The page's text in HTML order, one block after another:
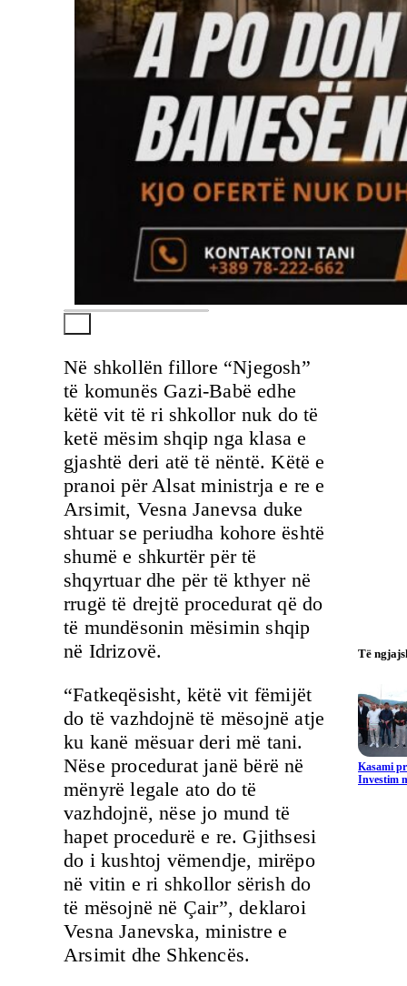
Në shkollën fillore “Njegosh”
të komunës Gazi-Babë edhe
këtë vit të ri shkollor nuk do të
ketë mësim shqip nga klasa e
gjashtë deri atë të nëntë. Këtë e
pranoi për Alsat ministrja e re e
Arsimit, Vesna Janevsa duke
shtuar se periudha kohore është
shumë e shkurtër për të
shqyrtuar dhe për të kthyer në
rrugë të drejtë procedurat që do
të mundësonin mësimin shqip
në Idrizovë.
“Fatkeqësisht, këtë vit fëmijët
do të vazhdojnë të mësojnë atje
ku kanë mësuar deri më tani.
Nëse procedurat janë bërë në
mënyrë legale ato do të
vazhdojnë, nëse jo mund të
hapet procedurë e re. Gjithsesi
do i kushtoj vëmendje, mirëpo
në vitin e ri shkollor sërish do
të mësojnë në Çair”, deklaroi
Vesna Janevska, ministre e
Arsimit dhe Shkencës.
Të
Kasami
Investim